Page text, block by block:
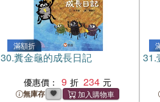
滿額折
30.糞金龜的成長日記
優惠價： 9 234
無庫存
31.